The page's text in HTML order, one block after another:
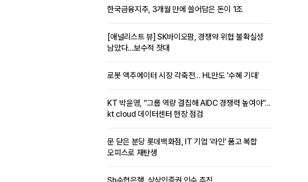
한국금융지주, 3개월 만에 쓸어담은 돈이 1조
[애널리스트 뷰] SK바이오팜, 경쟁약 위협 불확실성
남았다…보수적 잣대
로봇 액추에이터 시장 각축전... HL만도 '수혜 기대'
KT 박윤영, “그룹 역량 결집해 AIDC 경쟁력 높여야”...
kt cloud 데이터센터 현장 점검
문 닫은 분당 롯데백화점, IT 기업 '라인' 품고 복합
오피스로 재탄생